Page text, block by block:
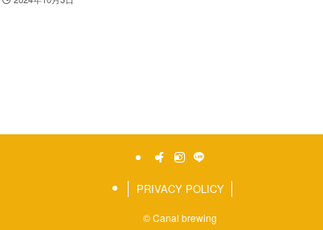
PRIVACY POLICY
©Canal brewing